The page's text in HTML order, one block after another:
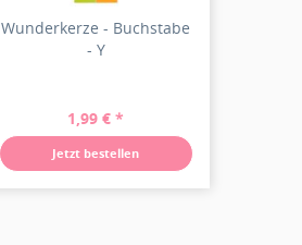
Wunderkerze - Buchstabe
- Y
1,99 € *
Jetzt bestellen